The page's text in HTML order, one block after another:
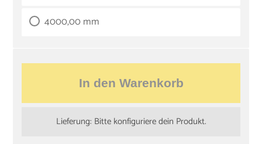
4000,00 mm
In den Warenkorb
Lieferung: Bitte konfiguriere dein Produkt.